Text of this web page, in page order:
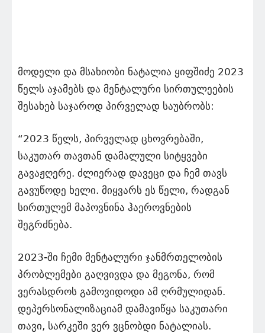
მოდელი და მსახიობი ნატალია ყიფშიძე 2023
წელს აჯამებს და მენტალური სირთულეების
შესახებ საჯაროდ პირველად საუბრობს:
“2023 წელს, პირველად ცხოვრებაში,
საკუთარ თავთან დამალული სიტყვები
გავაჟღერე. ძლიერად დავეცი და ჩემ თავს
გავუწოდე ხელი. მიყვარს ეს წელი, რადგან
სირთულემ მაპოვნინა ჰაეროვნების
შეგრძნება.
2023-ში ჩემი მენტალური ჯანმრთელობის
პრობლემები გაღვივდა და მეგონა, რომ
ვერასდროს გამოვიდოდი ამ ღრმულიდან.
დეპერსონალიზაციამ დამავიწყა საკუთარი
თავი, სარკეში ვერ ვცნობდი ნატალიას.